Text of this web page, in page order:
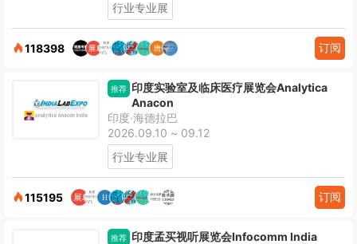
行业专业展
118398 订阅
推荐 印度实验室及临床医疗展览会Analytica
Anacon
印度·海德拉巴
2026.09.10 ~ 09.12
行业专业展
115195 订阅
推荐 印度孟买视听展览会Infocomm India